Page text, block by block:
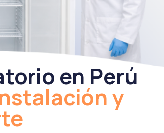
en Perú
y